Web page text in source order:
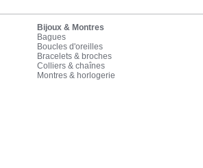
Bijoux & Montres
Bagues
Boucles d'oreilles
Bracelets & broches
Colliers & chaînes
Montres & horlogerie